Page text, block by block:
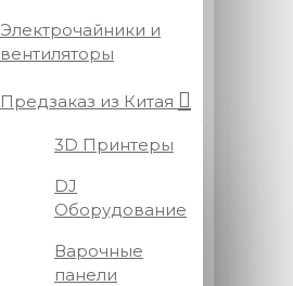
Электрочайники и
вентиляторы
Предзаказ из Китая
3D Принтеры
DJ
Оборудование
Варочные
панели